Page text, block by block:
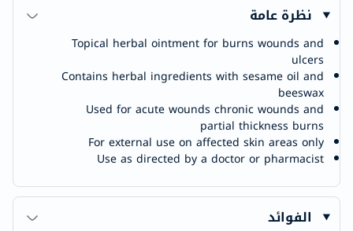
نظرة عامة
Topical herbal ointment for burns wounds and
ulcers
Contains herbal ingredients with sesame oil and
beeswax
Used for acute wounds chronic wounds and
partial thickness burns
For external use on affected skin areas only
Use as directed by a doctor or pharmacist
الفوائد